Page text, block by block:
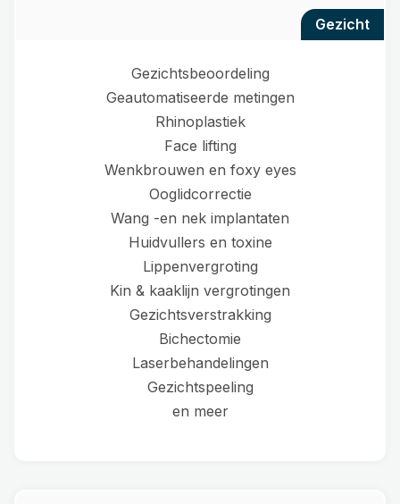
gezicht
Gezichtsbeoordeling
Geautomatiseerde metingen
Rhinoplastiek
Face lifting
Wenkbrouwen en foxy eyes
Ooglidcorrectie
Wang -en nek implantaten
Huidvullers en toxine
Lippenvergroting
Kin & kaaklijn vergrotingen
Gezichtsverstrakking
Bichectomie
Laserbehandelingen
Gezichtspeeling
en meer